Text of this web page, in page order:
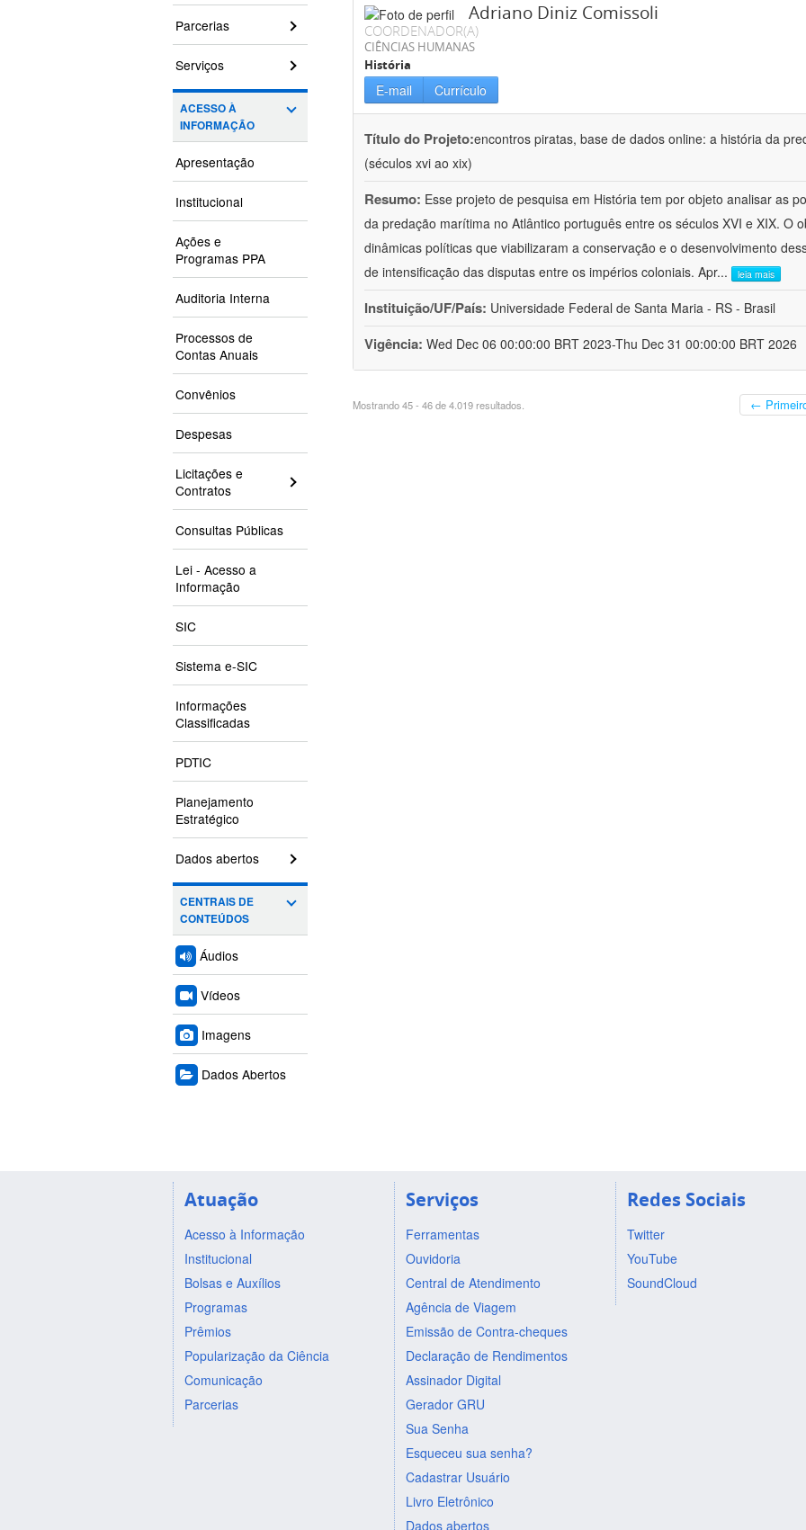
Parcerias
Serviços
ACESSO À
INFORMAÇÃO
Apresentação
Institucional
Ações e
Programas PPA
Auditoria Interna
Processos de
Contas Anuais
Convênios
Despesas
Licitações e
Contratos
Consultas Públicas
Lei - Acesso a
Informação
SIC
Sistema e-SIC
Informações
Classificadas
PDTIC
Planejamento
Estratégico
Dados abertos
CENTRAIS DE
CONTEÚDOS
Áudios
Vídeos
Imagens
Dados Abertos
Adriano Diniz Comissoli
COORDENADOR(A)
CIÊNCIAS HUMANAS
História
E-mail Currículo
Título do Projeto:encontros piratas, base de dados online: a história da
(séculos xvi ao xix)
Resumo: Esse projeto de pesquisa em História tem por objeto analisar as
da predação marítima no Atlântico português entre os séculos XVI e XIX. O
dinâmicas políticas que viabilizaram a conservação e o desenvolvimento
de intensificação das disputas entre os impérios coloniais. Apr... leia mais
Instituição/UF/País: Universidade Federal de Santa Maria - RS - Brasil
Vigência: Wed Dec 06 00:00:00 BRT 2023-Thu Dec 31 00:00:00 BRT 2026
Mostrando 45 - 46 de 4.019 resultados. ←
Atuação
Acesso à Informação
Institucional
Bolsas e Auxílios
Programas
Prêmios
Popularização da Ciência
Comunicação
Parcerias
Serviços
Ferramentas
Ouvidoria
Central de Atendimento
Agência de Viagem
Emissão de Contra-cheques
Declaração de Rendimentos
Assinador Digital
Gerador GRU
Sua Senha
Esqueceu sua senha?
Cadastrar Usuário
Livro Eletrônico
Dados abertos
Redes Sociais
Twitter
YouTube
SoundCloud